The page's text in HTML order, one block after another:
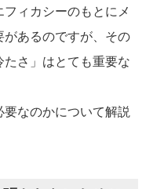
ィカシーのもとにメ
があるのですが、その
さ」はとても重要な
なのかについて解説